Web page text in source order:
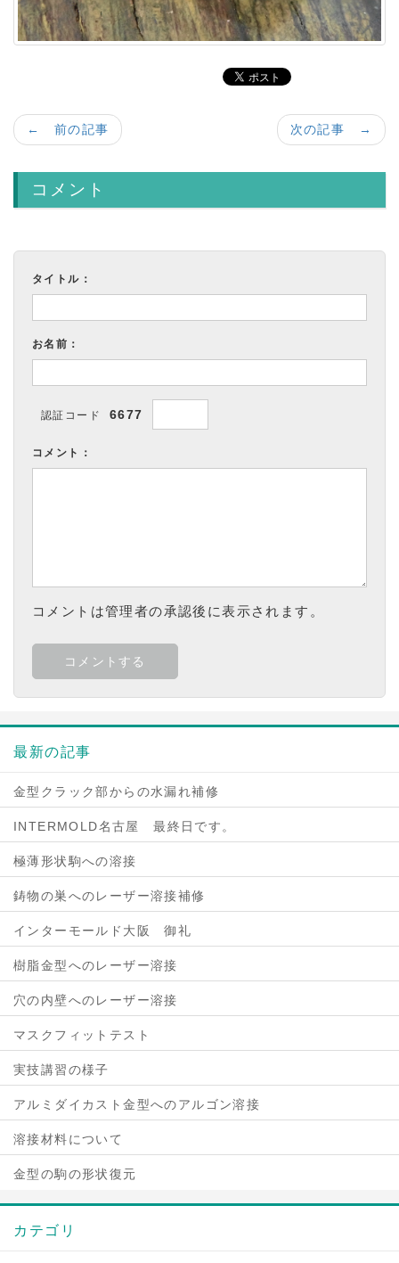
次の記事 →
← 前の記事
コメント
タイトル：
お名前：
認証コード 6677
コメント：
コメントは管理者の承認後に表示されます。
最新の記事
金型クラック部からの水漏れ補修
INTERMOLD名古屋 最終日です。
極薄形状駒への溶接
鋳物の巣へのレーザー溶接補修
インターモールド大阪 御礼
樹脂金型へのレーザー溶接
穴の内壁へのレーザー溶接
マスクフィットテスト
実技講習の様子
アルミダイカスト金型へのアルゴン溶接
溶接材料について
金型の駒の形状復元
カテゴリ